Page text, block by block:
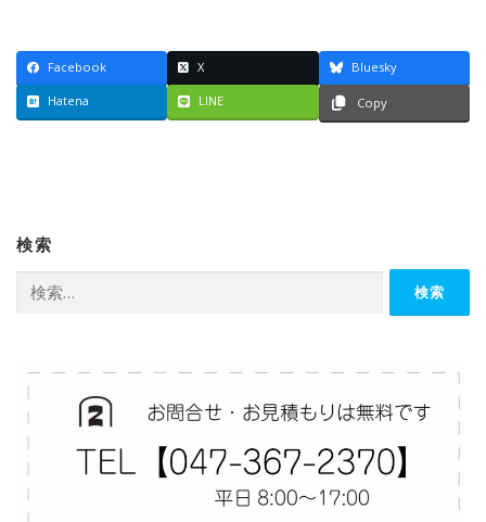
Facebook X Bluesky
Hatena LINE Copy
検索
索: